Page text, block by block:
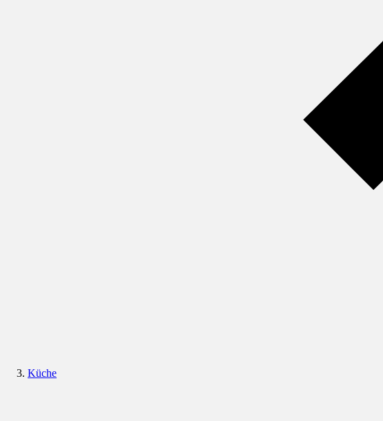
Küche